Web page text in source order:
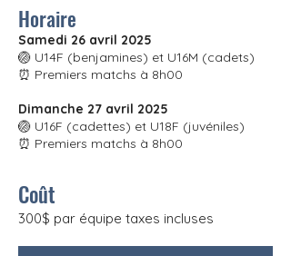
Horaire
Samedi 26 avril 2025
🏐 U14F (benjamines) et U16M (cadets)
⏰ Premiers matchs à 8h00
Dimanche 27 avril 2025
🏐 U16F (cadettes) et U18F (juvéniles)
⏰ Premiers matchs à 8h00
Coût
300$ par équipe taxes incluses